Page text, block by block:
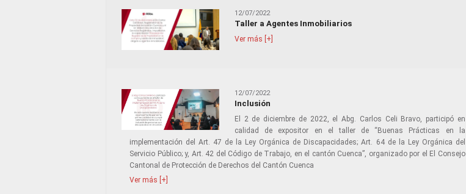
12/07/2022
Taller a Agentes Inmobiliarios
Ver más [+]
12/07/2022
Inclusión
El 2 de diciembre de 2022, el Abg. Carlos Celi Bravo, participó en
calidad de expositor en el taller de “Buenas Prácticas en la
implementación del Art. 47 de la Ley Orgánica de Discapacidades; Art. 64 de la Ley Orgánica del
Servicio Público; y, Art. 42 del Código de Trabajo, en el cantón Cuenca”, organizado por el El Consejo
Cantonal de Protección de Derechos del Cantón Cuenca
Ver más [+]